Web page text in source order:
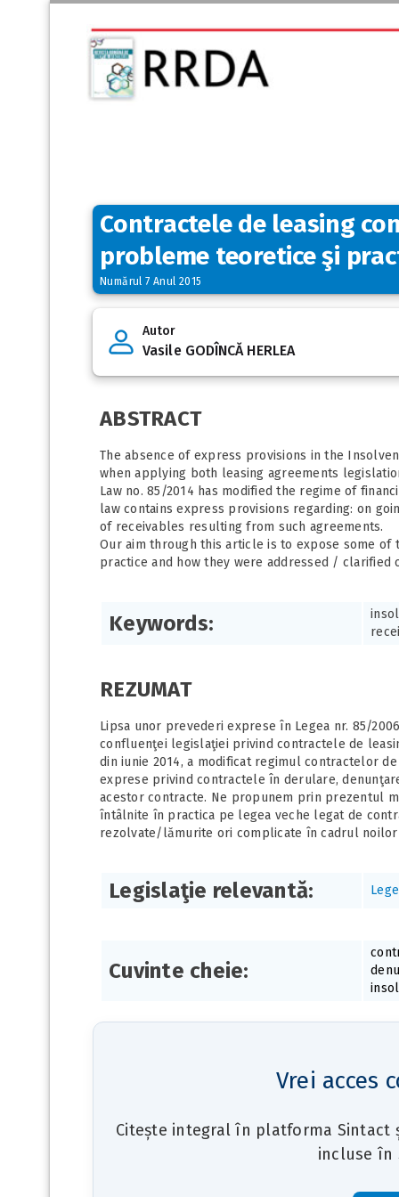
Contractele de leasing
probleme teoretice şi
Numărul 7 Anul 2015
Autor
Vasile GODÎNCĂ HERLEA
ABSTRACT
The absence of express provisions in the
when applying both leasing agreements
Law no. 85/2014 has modified the regime of
law contains express provisions regarding: on
of receivables resulting from such agreements.
Our aim through this article is to expose some
practice and how they were addressed /
Keywords:
REZUMAT
Lipsa unor prevederi exprese în Legea nr. 85/
confluenţei legislaţiei privind contractele de
din iunie 2014, a modificat regimul contractelor
exprese privind contractele în derulare,
acestor contracte. Ne propunem prin prezentul
întâlnite în practica pe legea veche legat de
rezolvate/lămurite ori complicate în cadrul
Legislaţie relevantă:
Cuvinte cheie:
Vrei acces
Citește integral în platforma Sintact
incluse în